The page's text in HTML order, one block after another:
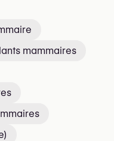
mammaires